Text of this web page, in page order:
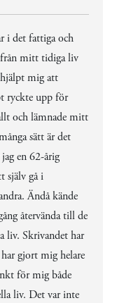
i det fattiga och
från mitt tidiga liv
mig att
ryckte upp för
och lämnade mitt
sätt är det
en 62-årig
själv gå i
Ändå kände
återvända till de
liv. Skrivandet har
gjort mig helare
för mig både
liv. Det var inte